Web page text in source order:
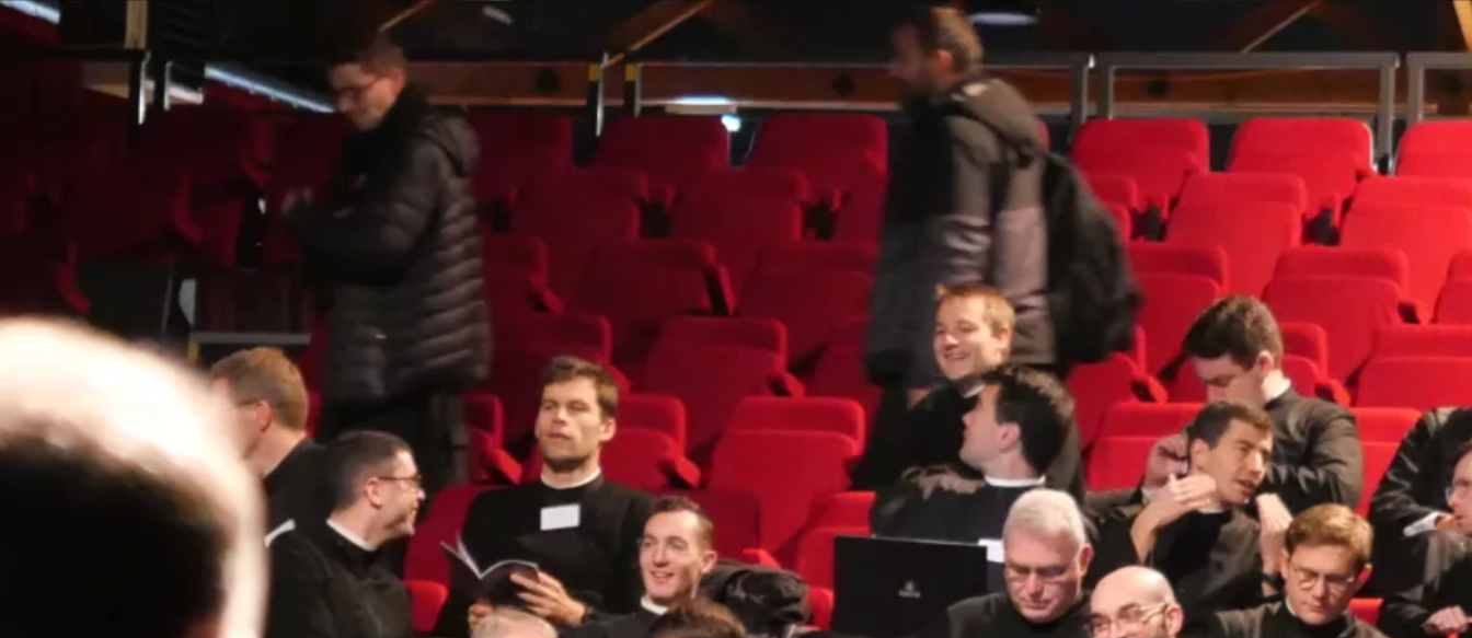
Qui sommes-nous ? Devenir prêtre Contact Nous soutenir